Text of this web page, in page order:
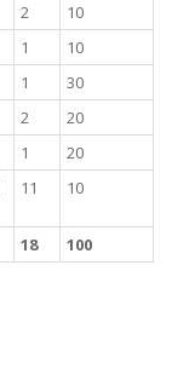
2
10
1
10
1
30
2
20
1
20
11 10
18 100